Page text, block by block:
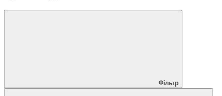
Фільтр